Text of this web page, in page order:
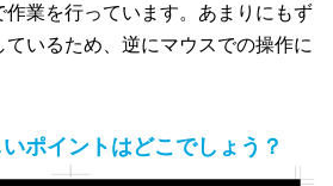
業を行っています。あまりにもず
ているため、逆にマウスでの操作に
ポイントはどこでしょう？